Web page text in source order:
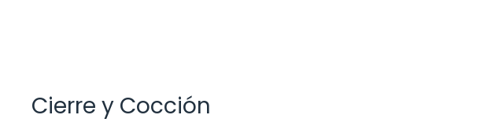
Cierre y Cocción